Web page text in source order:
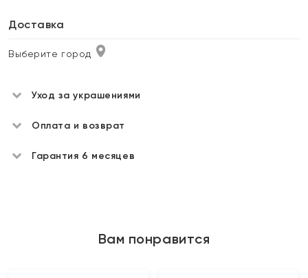
Доставка
Выберите город
Уход за украшениями
Оплата и возврат
Гарантия 6 месяцев
Вам понравится